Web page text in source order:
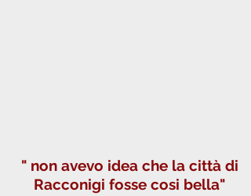
" non avevo idea che la città di
Racconigi fosse cosi bella"